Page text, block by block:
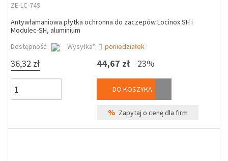
ZE-LC-749
Antywłamaniowa płytka ochronna do zaczepów Locinox SH i
Modulec-SH, aluminium
Dostępność
Wysyłka*: poniedziałek
36,32 zł 44,67 zł 23%
DO KOSZYKA
% Zapytaj o cenę dla firm